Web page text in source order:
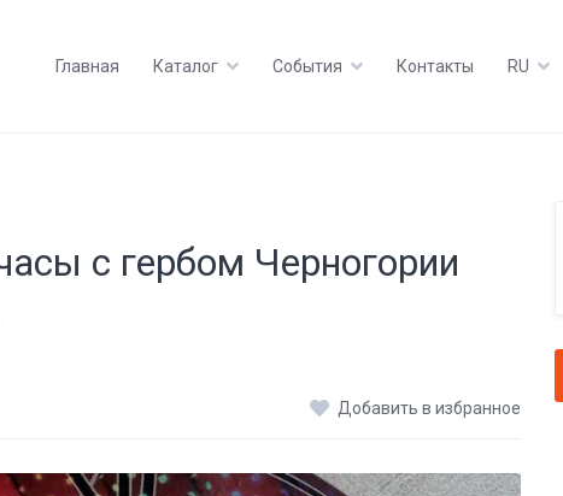
Главная Каталог События Контакты RU
с гербом Черногории
Добавить в избранное